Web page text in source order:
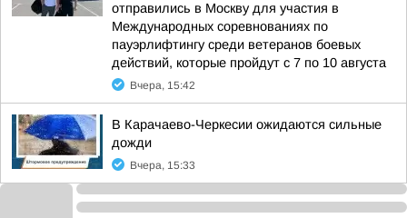
отправились в Москву для участия в
Международных соревнованиях по
пауэрлифтингу среди ветеранов боевых
действий, которые пройдут с 7 по 10 августа
Вчера, 15:42
В Карачаево-Черкесии ожидаются сильные
дожди
Вчера, 15:33